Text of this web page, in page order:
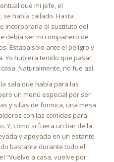
que mi jefe, el
se había callado. Hasta
incorporaría el sustituto del
debía ser mi compañero de
Estaba solo ante el peligro y
Yo hubiera tenido que pasar
Naturalmente, no fue así.
sala que había para las
un menú especial por ser
y sillas de formica, una mesa
con las comidas para
Y, como si fuera un bar de la
y apoyada en un estante
bastante durante todo el
“Vuelve a casa, vuelve por